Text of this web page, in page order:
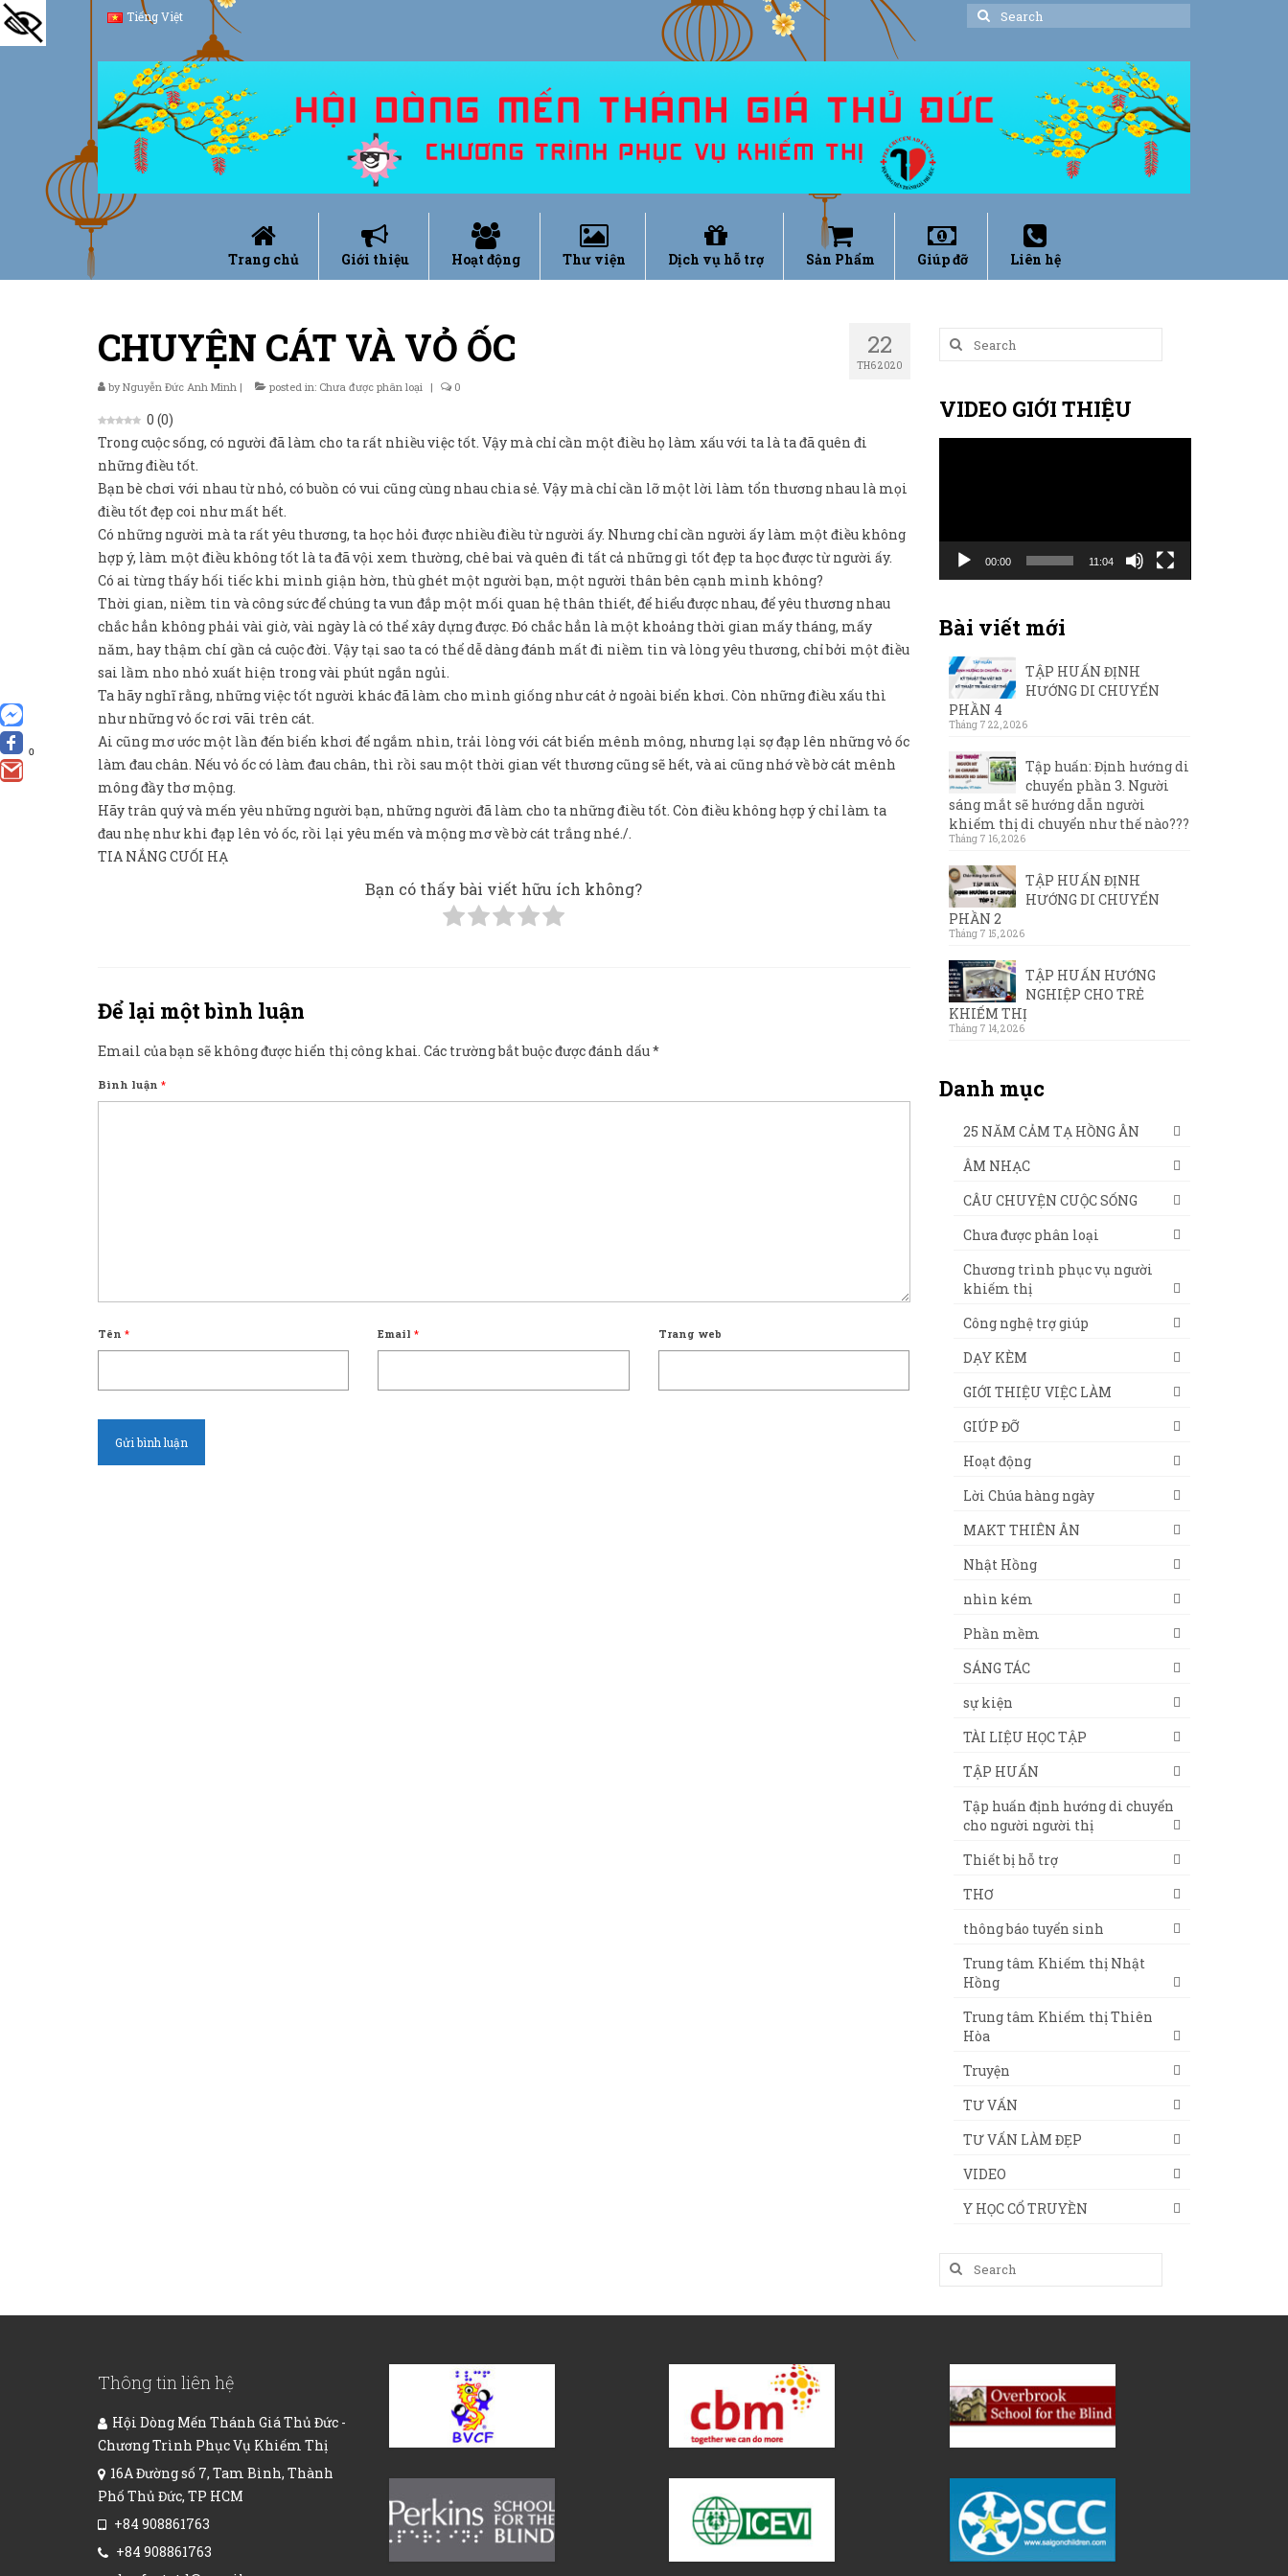
0
Tiếng Việt
Search
Trang chủ Giới thiệu Hoạt động Thư viện Dịch vụ hỗ trợ Sản Phẩm Giúp đỡ Liên hệ
22
TH6 2020
CHUYỆN CÁT VÀ VỎ ỐC
byNguyễn Đức Anh Minh | posted in: Chưa được phân loại | 0
0 (0)
Trong cuộc sống, có người đã làm cho ta rất nhiều việc tốt. Vậy mà chỉ cần một điều họ làm xấu với ta là ta đã quên đi
những điều tốt.
Bạn bè chơi với nhau từ nhỏ, có buồn có vui cũng cùng nhau chia sẻ. Vậy mà chỉ cần lỡ một lời làm tổn thương nhau là mọi
điều tốt đẹp coi như mất hết.
Có những người mà ta rất yêu thương, ta học hỏi được nhiều điều từ người ấy. Nhưng chỉ cần người ấy làm một điều không
hợp ý, làm một điều không tốt là ta đã vội xem thường, chê bai và quên đi tất cả những gì tốt đẹp ta học được từ người ấy.
Có ai từng thấy hối tiếc khi mình giận hờn, thù ghét một người bạn, một người thân bên cạnh mình không?
Thời gian, niềm tin và công sức để chúng ta vun đắp một mối quan hệ thân thiết, để hiểu được nhau, để yêu thương nhau
chắc hẳn không phải vài giờ, vài ngày là có thể xây dựng được. Đó chắc hẳn là một khoảng thời gian mấy tháng, mấy
năm, hay thậm chí gần cả cuộc đời. Vậy tại sao ta có thể dễ dàng đánh mất đi niềm tin và lòng yêu thương, chỉ bởi một điều
sai lầm nho nhỏ xuất hiện trong vài phút ngắn ngủi.
Ta hãy nghĩ rằng, những việc tốt người khác đã làm cho mình giống như cát ở ngoài biển khơi. Còn những điều xấu thì
như những vỏ ốc rơi vãi trên cát.
Ai cũng mơ ước một lần đến biển khơi để ngắm nhìn, trải lòng với cát biển mênh mông, nhưng lại sợ đạp lên những vỏ ốc
làm đau chân. Nếu vỏ ốc có làm đau chân, thì rồi sau một thời gian vết thương cũng sẽ hết, và ai cũng nhớ về bờ cát mênh
mông đầy thơ mộng.
Hãy trân quý và mến yêu những người bạn, những người đã làm cho ta những điều tốt. Còn điều không hợp ý chỉ làm ta
đau nhẹ như khi đạp lên vỏ ốc, rồi lại yêu mến và mộng mơ về bờ cát trắng nhé./.
TIA NẮNG CUỐI HẠ
Bạn có thấy bài viết hữu ích không?
Để lại một bình luận
Email của bạn sẽ không được hiển thị công khai. Các trường bắt buộc được đánh dấu*
Bình luận *
Tên * Email* Trang web
Search
for:
VIDEO GIỚI THIỆU
00:00 11:04
Bài viết mới
TẬP HUẤN ĐỊNH
HƯỚNG DI CHUYỂN
PHẦN 4
Tháng 7 22, 2026
Tập huấn: Định hướng di
chuyển phần 3. Người
sáng mắt sẽ hướng dẫn người
khiếm thị di chuyển như thế nào???
Tháng 7 16, 2026
TẬP HUẤN ĐỊNH
HƯỚNG DI CHUYỂN
PHẦN 2
Tháng 7 15, 2026
TẬP HUẤN HƯỚNG
NGHIỆP CHO TRẺ
KHIẾM THỊ
Tháng 7 14, 2026
Danh mục
25 NĂM CẢM TẠ HỒNG ÂN
ÂM NHẠC
CÂU CHUYỆN CUỘC SỐNG
Chưa được phân loại
Chương trình phục vụ người
khiếm thị
Công nghệ trợ giúp
DẠY KÈM
GIỚI THIỆU VIỆC LÀM
GIÚP ĐỠ
Hoạt động
Lời Chúa hàng ngày
MAKT THIÊN ÂN
Nhật Hồng
nhìn kém
Phần mềm
SÁNG TÁC
sự kiện
TÀI LIỆU HỌC TẬP
TẬP HUẤN
Tập huấn định hướng di chuyển
cho người người thị
Thiết bị hỗ trợ
THƠ
thông báo tuyển sinh
Trung tâm Khiếm thị Nhật
Hồng
Trung tâm Khiếm thị Thiên
Hòa
Truyện
TƯ VẤN
TƯ VẤN LÀM ĐẸP
VIDEO
Y HỌC CỔ TRUYỀN
Search
for:
Thông tin liên hệ
Hội Dòng Mến Thánh Giá Thủ Đức -
Chương Trình Phục Vụ Khiếm Thị
16A Đường số 7, Tam Bình, Thành
Phố Thủ Đức, TP HCM
+84 908861763
+84 908861763